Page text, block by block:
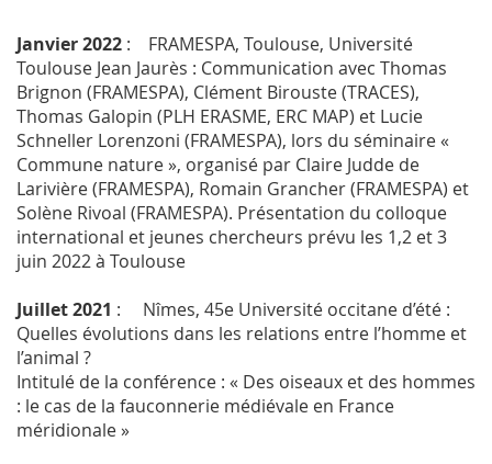
Janvier 2022 : FRAMESPA, Toulouse, Université
Toulouse Jean Jaurès : Communication avec Thomas
Brignon (FRAMESPA), Clément Birouste (TRACES),
Thomas Galopin (PLH ERASME, ERC MAP) et Lucie
Schneller Lorenzoni (FRAMESPA), lors du séminaire «
Commune nature », organisé par Claire Judde de
Larivière (FRAMESPA), Romain Grancher (FRAMESPA) et
Solène Rivoal (FRAMESPA). Présentation du colloque
international et jeunes chercheurs prévu les 1,2 et 3
juin 2022 à Toulouse
Juillet 2021 : Nîmes, 45e Université occitane d’été :
Quelles évolutions dans les relations entre l’homme et
l’animal ?
Intitulé de la conférence : « Des oiseaux et des hommes
: le cas de la fauconnerie médiévale en France
méridionale »